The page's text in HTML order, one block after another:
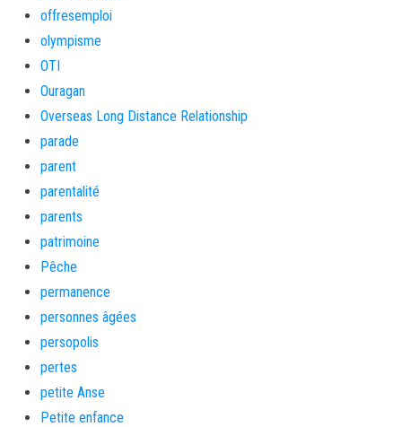
offresemploi
olympisme
OTI
Ouragan
Overseas Long Distance Relationship
parade
parent
parentalité
parents
patrimoine
Pêche
permanence
personnes âgées
persopolis
pertes
petite Anse
Petite enfance